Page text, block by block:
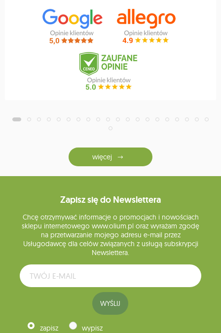
więcej
Zapisz się do Newslettera
Chcę otrzymywać informacje o promocjach i nowościach
sklepu internetowego www.olium.pl oraz wyrażam zgodę
na przetwarzanie mojego adresu e-mail przez
Usługodawcę dla celów związanych z usługą subskrypcji
Newslettera.
WYŚLIJ
zapisz wypisz